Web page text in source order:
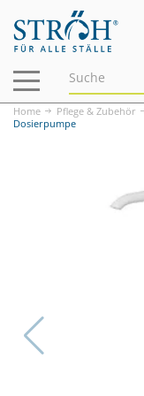
Navigation
ein-/ausblenden
Home Pflege & Zubehör
Dosierpumpe